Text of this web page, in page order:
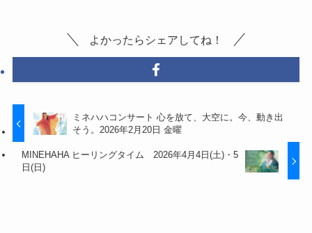
よかったらシェアしてね！
ミネハハコンサート 心を放て、大空に。今、動き出
そう。2026年2月20日 金曜
MINEHAHA ヒーリングタイム 2026年4月4日(土)・5
日(日)